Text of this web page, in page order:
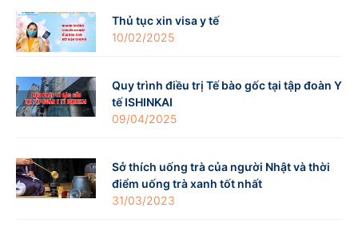
Thủ tục xin visa y tế
10/02/2025
Quy trình điều trị Tế bào gốc tại tập đoàn Y
tế ISHINKAI
09/04/2025
Sở thích uống trà của người Nhật và thời
điểm uống trà xanh tốt nhất
31/03/2023